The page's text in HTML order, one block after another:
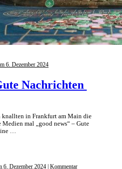
Nachrichten
6. Dezember 2024
knallten in Frankfurt am Main die
mal „good news“ – Gute
…
6. Dezember 2024 Kommentar